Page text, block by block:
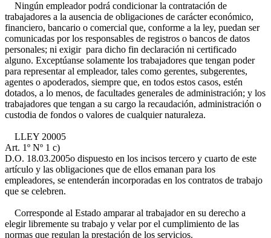
Ningún empleador podrá condicionar la contratación de
trabajadores a la ausencia de obligaciones de carácter económico,
financiero, bancario o comercial que, conforme a la ley, puedan ser
comunicadas por los responsables de registros o bancos de datos
personales; ni exigir para dicho fin declaración ni certificado
alguno. Exceptúanse solamente los trabajadores que tengan poder
para representar al empleador, tales como gerentes, subgerentes,
agentes o apoderados, siempre que, en todos estos casos, estén
dotados, a lo menos, de facultades generales de administración; y los
trabajadores que tengan a su cargo la recaudación, administración o
custodia de fondos o valores de cualquier naturaleza.
LLEY 20005
Art. 1º Nº 1 c)
D.O. 18.03.2005o dispuesto en los incisos tercero y cuarto de este
artículo y las obligaciones que de ellos emanan para los
empleadores, se entenderán incorporadas en los contratos de trabajo
que se celebren.
Corresponde al Estado amparar al trabajador en su derecho a
elegir libremente su trabajo y velar por el cumplimiento de las
normas que regulan la prestación de los servicios.